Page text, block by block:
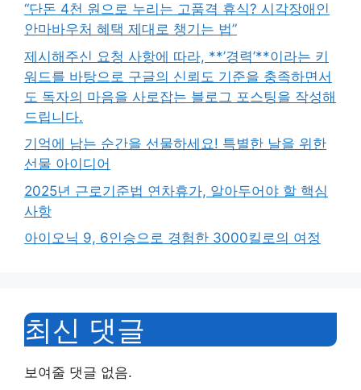
“단돈 4천 원으로 누리는 고품격 휴식? 시각장애인
안마바우처 혜택 제대로 챙기는 법”
제시해주신 요청 사항에 따라, **’경력’**이라는 키
워드를 바탕으로 구글의 신뢰도 기준을 충족하면서
도 독자의 마음을 사로잡는 블로그 포스팅을 작성해
드립니다.
기억에 남는 순간을 선물하세요! 특별한 날을 위한
선물 아이디어
2025년 근로기준법 연차휴가, 알아두어야 할 핵심
사항
아이오닉 9, 6인승으로 경험한 3000킬로의 여정
최신 댓글
보여줄 댓글 없음.